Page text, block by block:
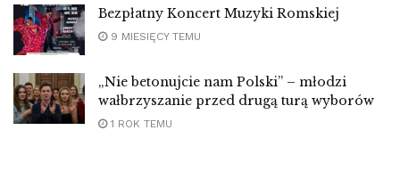
Bezpłatny Koncert Muzyki Romskiej
9 MIESIĘCY TEMU
„Nie betonujcie nam Polski” – młodzi
wałbrzyszanie przed drugą turą wyborów
1 ROK TEMU